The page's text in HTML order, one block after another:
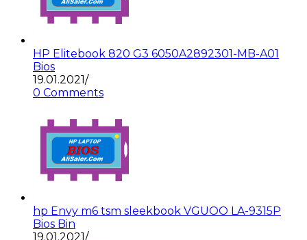
HP Elitebook 820 G3 6050A2892301-MB-A01
Bios
19.01.2021/
0 Comments
hp Envy m6 tsm sleekbook VGUOO LA-9315P
Bios Bin
19.01.2021/